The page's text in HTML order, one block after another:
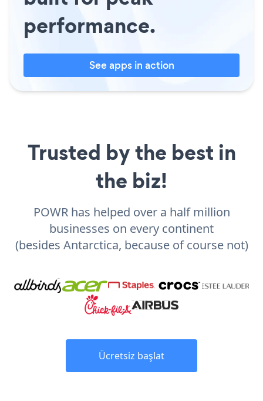
performance.
See apps in action
Trusted by the best in
the biz!
POWR has helped over a half million
businesses on every continent
(besides Antarctica, because of course not)
Ücretsiz başlat